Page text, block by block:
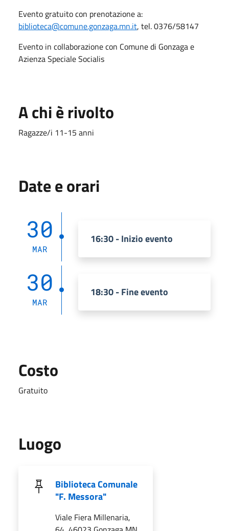
Evento gratuito con prenotazione a:
biblioteca@comune.gonzaga.mn.it, tel. 0376/58147
Evento in collaborazione con Comune di Gonzaga e
Azienza Speciale Socialis
A chi è rivolto
Ragazze/i 11-15 anni
Date e orari
30
MAR
16:30 - Inizio evento
30
MAR
18:30 - Fine evento
Costo
Gratuito
Luogo
Biblioteca Comunale
"F. Messora"
Viale Fiera Millenaria,